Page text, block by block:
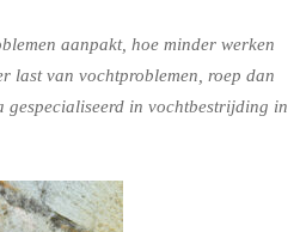
aanpakt, hoe minder werken
last van vochtproblemen, roep dan
gespecialiseerd in vochtbestrijding in